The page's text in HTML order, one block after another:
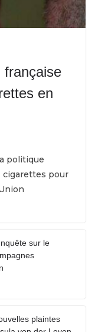
française
en
politique
cigarettes pour
sur le
plaintes